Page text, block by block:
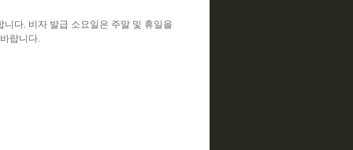
다. 비자 발급 소요일은 주말 및 휴일을
랍니다.